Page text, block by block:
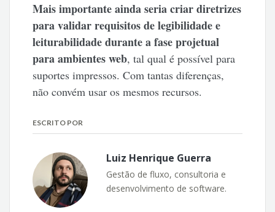
Mais importante ainda seria criar diretrizes
para validar requisitos de legibilidade e
leiturabilidade durante a fase projetual
para ambientes web, tal qual é possível para
suportes impressos. Com tantas diferenças,
não convém usar os mesmos recursos.
ESCRITO POR
Luiz Henrique Guerra
Gestão de fluxo, consultoria e
desenvolvimento de software.